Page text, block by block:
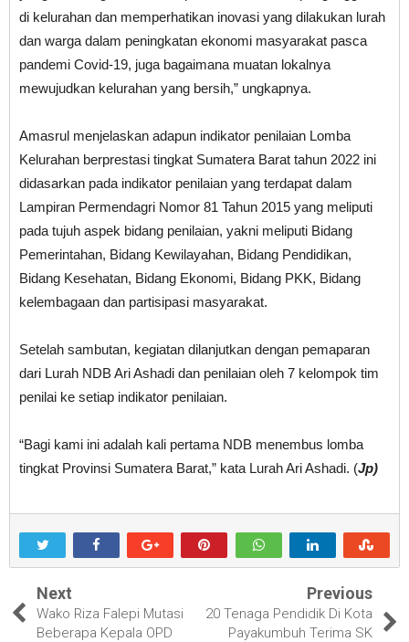
di kelurahan dan memperhatikan inovasi yang dilakukan lurah
dan warga dalam peningkatan ekonomi masyarakat pasca
pandemi Covid-19, juga bagaimana muatan lokalnya
mewujudkan kelurahan yang bersih,” ungkapnya.
Amasrul menjelaskan adapun indikator penilaian Lomba
Kelurahan berprestasi tingkat Sumatera Barat tahun 2022 ini
didasarkan pada indikator penilaian yang terdapat dalam
Lampiran Permendagri Nomor 81 Tahun 2015 yang meliputi
pada tujuh aspek bidang penilaian, yakni meliputi Bidang
Pemerintahan, Bidang Kewilayahan, Bidang Pendidikan,
Bidang Kesehatan, Bidang Ekonomi, Bidang PKK, Bidang
kelembagaan dan partisipasi masyarakat.
Setelah sambutan, kegiatan dilanjutkan dengan pemaparan
dari Lurah NDB Ari Ashadi dan penilaian oleh 7 kelompok tim
penilai ke setiap indikator penilaian.
“Bagi kami ini adalah kali pertama NDB menembus lomba
tingkat Provinsi Sumatera Barat,” kata Lurah Ari Ashadi. (Jp)
Next
Wako Riza Falepi Mutasi
Beberapa Kepala OPD
Previous
20 Tenaga Pendidik Di Kota
Payakumbuh Terima SK